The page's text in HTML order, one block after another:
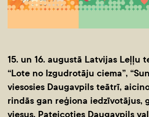
15. un 16. augustā Latvijas Leļļu
“Lote no Izgudrotāju ciema”,
viesosies Daugavpils teātrī,
rindās gan reģiona iedzīvotājus,
viesus. Pateicoties Daugavpils